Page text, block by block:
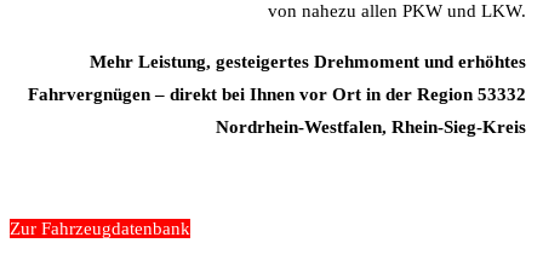
von nahezu allen PKW und LKW.
Mehr Leistung, gesteigertes Drehmoment und erhöhtes
Fahrvergnügen – direkt bei Ihnen vor Ort in der Region 53332
Nordrhein-Westfalen, Rhein-Sieg-Kreis
Zur Fahrzeugdatenbank